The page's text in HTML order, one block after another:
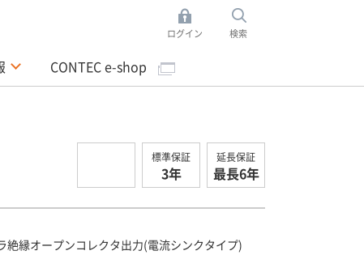
ログイン 検索
CONTEC e-shop
標準保証
3年
延長保証
最長6年
縁オープンコレクタ出力(電流シンクタイプ)